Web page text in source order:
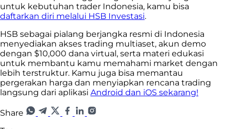
untuk kebutuhan trader Indonesia, kamu bisa
daftarkan diri melalui HSB Investasi.
HSB sebagai pialang berjangka resmi di Indonesia
menyediakan akses trading multiaset, akun demo
dengan $10,000 dana virtual, serta materi edukasi
untuk membantu kamu memahami market dengan
lebih terstruktur. Kamu juga bisa memantau
pergerakan harga dan menyiapkan rencana trading
langsung dari aplikasi Android dan iOS sekarang!
Share